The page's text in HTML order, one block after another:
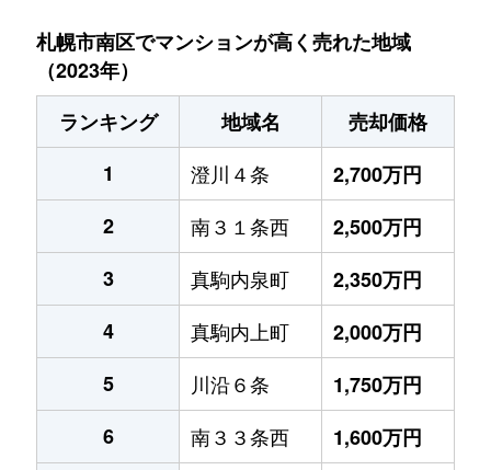
札幌市南区でマンションが高く売れた地域
（2023年）
ランキング
地域名
売却価格
1
澄川４条
2,700万円
2
南３１条西
2,500万円
3
真駒内泉町
2,350万円
4
真駒内上町
2,000万円
5
川沿６条
1,750万円
6
南３３条西
1,600万円